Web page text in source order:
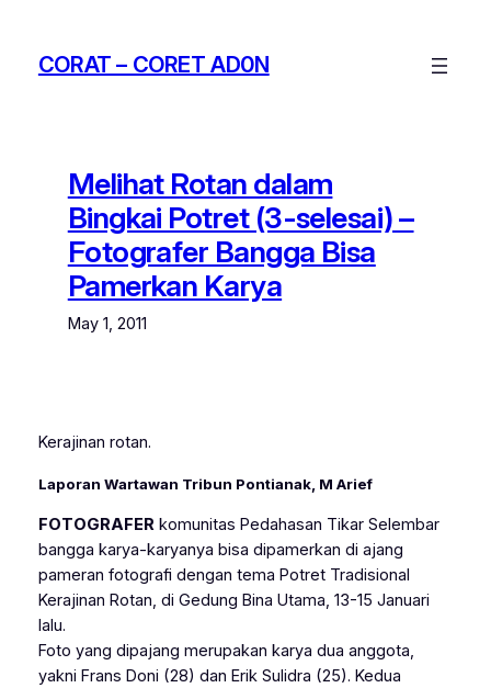
contentCORAT – CORET AD0N
Melihat Rotan dalam
Bingkai Potret (3-selesai) –
Fotografer Bangga Bisa
Pamerkan Karya
May 1, 2011
Kerajinan rotan.
Laporan Wartawan Tribun Pontianak, M Arief
FOTOGRAFERkomunitas Pedahasan Tikar Selembar
bangga karya-karyanya bisa dipamerkan di ajang
pameran fotografi dengan tema Potret Tradisional
Kerajinan Rotan, di Gedung Bina Utama, 13-15 Januari
lalu.
Foto yang dipajang merupakan karya dua anggota,
yakni Frans Doni (28) dan Erik Sulidra (25). Kedua